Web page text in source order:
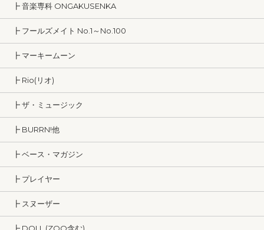
┣ 音楽専科 ONGAKUSENKA
┣ フールズメイト No.1～No.100
┣ マーキームーン
┣ Rio(リオ)
┣ ザ・ミュージック
┣ BURRN!他
┣ ベース・マガジン
┣ プレイヤー
┣ スヌーザー